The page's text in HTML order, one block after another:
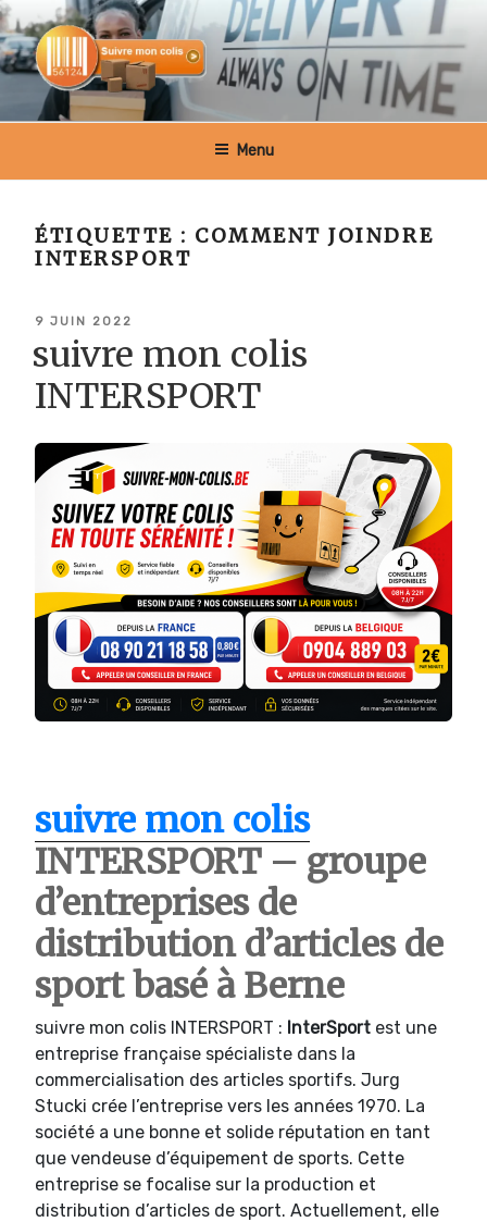
Aller
au
contenu
principal
SUIVRE MON COLIS BELGIQUE
Menu
ÉTIQUETTE : COMMENT JOINDRE
INTERSPORT
PUBLIÉ
9 JUIN 2022
suivre mon colis
INTERSPORT
suivre mon colis
INTERSPORT – groupe
d’entreprises de
distribution d’articles de
sport basé à Berne
suivre mon colis INTERSPORT : InterSport est une
entreprise française spécialiste dans la
commercialisation des articles sportifs. Jurg
Stucki crée l’entreprise vers les années 1970. La
société a une bonne et solide réputation en tant
que vendeuse d’équipement de sports. Cette
entreprise se focalise sur la production et
distribution d’articles de sport. Actuellement, elle